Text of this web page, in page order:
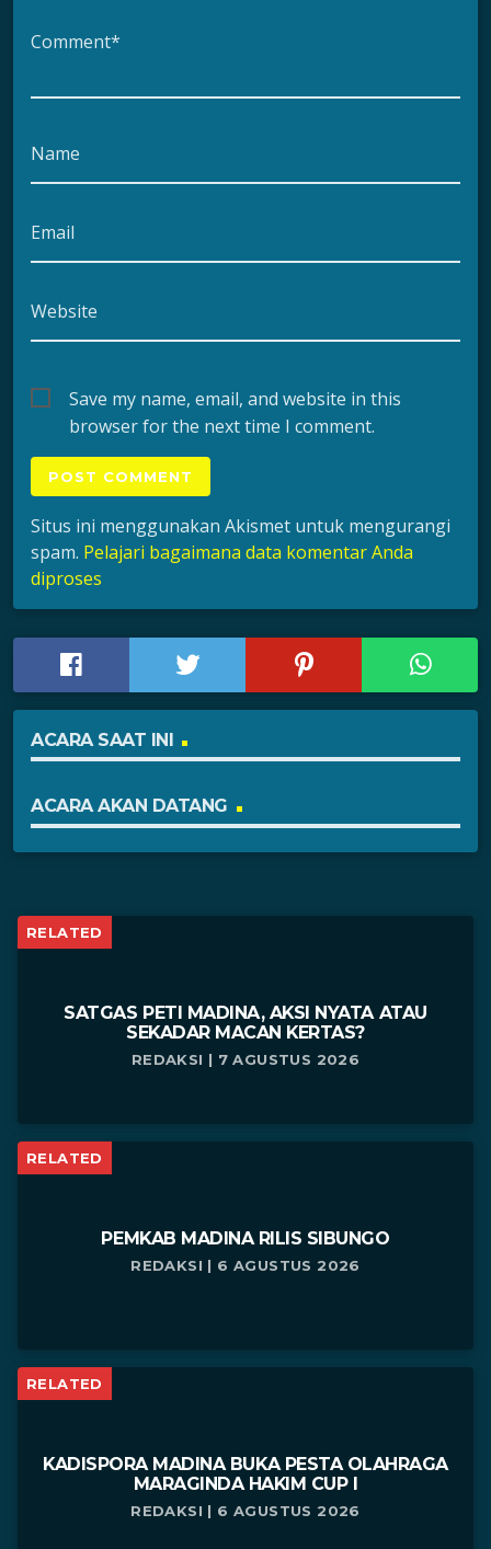
Comment*
Name
Email
Website
Save my name, email, and website in this
browser for the next time I comment.
Situs ini menggunakan Akismet untuk mengurangi
spam. Pelajari bagaimana data komentar Anda
diproses
ACARA SAAT INI
ACARA AKAN DATANG
RELATED
SATGAS PETI MADINA, AKSI NYATA ATAU
SEKADAR MACAN KERTAS?
REDAKSI | 7 AGUSTUS 2026
RELATED
PEMKAB MADINA RILIS SIBUNGO
REDAKSI | 6 AGUSTUS 2026
RELATED
KADISPORA MADINA BUKA PESTA OLAHRAGA
MARAGINDA HAKIM CUP I
REDAKSI | 6 AGUSTUS 2026